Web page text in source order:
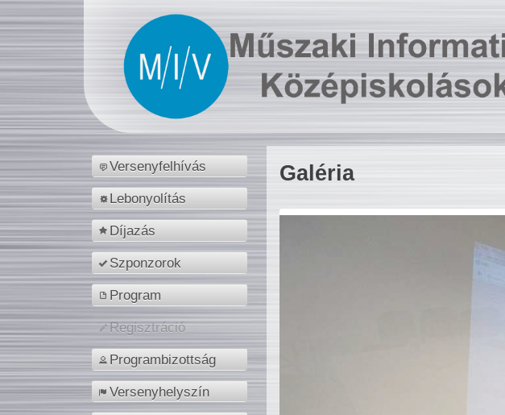
Versenyfelhívás
Lebonyolítás
Díjazás
Szponzorok
Program
Regisztráció
Programbizottság
Versenyhelyszín
Galéria